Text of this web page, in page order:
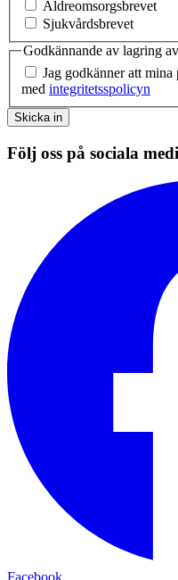
Äldreomsorgsbrevet
Sjukvårdsbrevet
Godkännande av lagring
Jag godkänner att
med integritetsspolicyn
Skicka in
Följ oss på sociala
Facebook